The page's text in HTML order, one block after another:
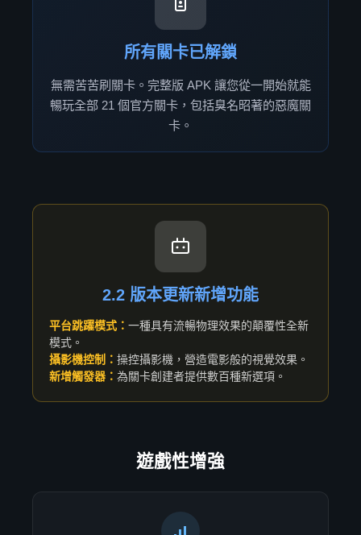
所有關卡已解鎖
無需苦苦刷關卡。完整版 APK 讓您從一開始就能
暢玩全部 21 個官方關卡，包括臭名昭著的惡魔關
卡。
2.2 版本更新新增功能
平台跳躍模式： 一種具有流暢物理效果的顛覆性全新
模式。
攝影機控制： 操控攝影機，營造電影般的視覺效果。
新增觸發器： 為關卡創建者提供數百種新選項。
遊戲性增強